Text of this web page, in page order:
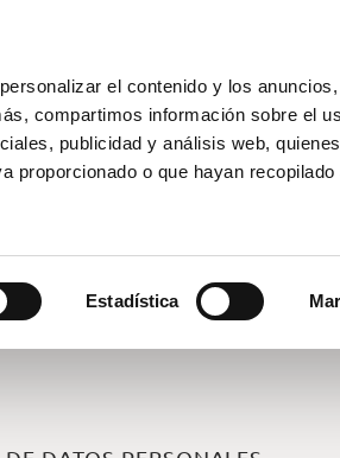
el contenido y los
compartimos información sobre el
publicidad y análisis web,
proporcionado o que hayan
Estadística